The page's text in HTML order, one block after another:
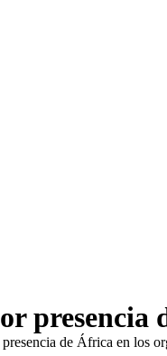
presencia
de África en los